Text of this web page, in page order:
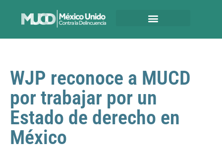
WJP reconoce a MUCD
por trabajar por un
Estado de derecho en
México